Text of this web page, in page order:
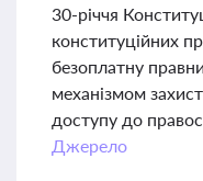
30-річчя
конституційних
безоплатну
механізмом
доступу до
Джерело